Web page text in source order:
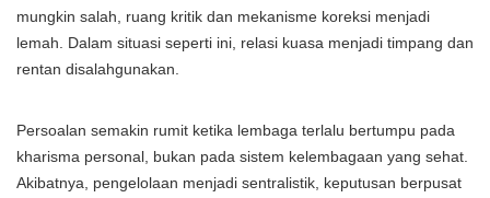
mungkin salah, ruang kritik dan mekanisme koreksi menjadi
lemah. Dalam situasi seperti ini, relasi kuasa menjadi timpang dan
rentan disalahgunakan.
Persoalan semakin rumit ketika lembaga terlalu bertumpu pada
kharisma personal, bukan pada sistem kelembagaan yang sehat.
Akibatnya, pengelolaan menjadi sentralistik, keputusan berpusat